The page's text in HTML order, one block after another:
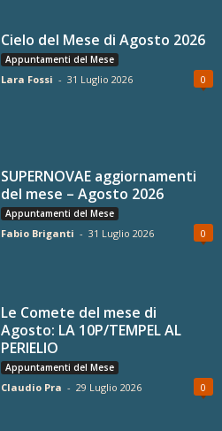
Cielo del Mese di Agosto 2026
Appuntamenti del Mese
Lara Fossi - 31 Luglio 2026 0
SUPERNOVAE aggiornamenti
del mese – Agosto 2026
Appuntamenti del Mese
Fabio Briganti - 31 Luglio 2026 0
Le Comete del mese di
Agosto: LA 10P/TEMPEL AL
PERIELIO
Appuntamenti del Mese
Claudio Pra - 29 Luglio 2026 0